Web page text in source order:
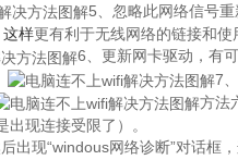
5、忽略此网络信号
这样更有利于无线网络的链接和使
6、更新网卡驱动，有
7
方法
出现连接受限了）。
出现“windous网络诊断”对话框